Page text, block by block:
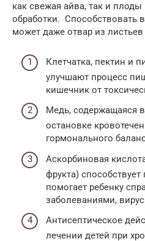
как свежая айва, так и
обработки. Способствовать
может даже отвар из
Клетчатка, пектин и
улучшают процесс
кишечник от
Медь, содержащаяся
остановке
гормонального
Аскорбиновая
фрукта)
помогает ребенку
заболеваниями,
Антисептическое
лечении детей при